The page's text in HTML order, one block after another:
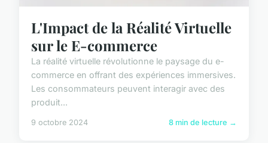
L'Impact de la Réalité Virtuelle
sur le E-commerce
La réalité virtuelle révolutionne le paysage du e-
commerce en offrant des expériences immersives.
Les consommateurs peuvent interagir avec des
produit...
9 octobre 2024 8 min de lecture →